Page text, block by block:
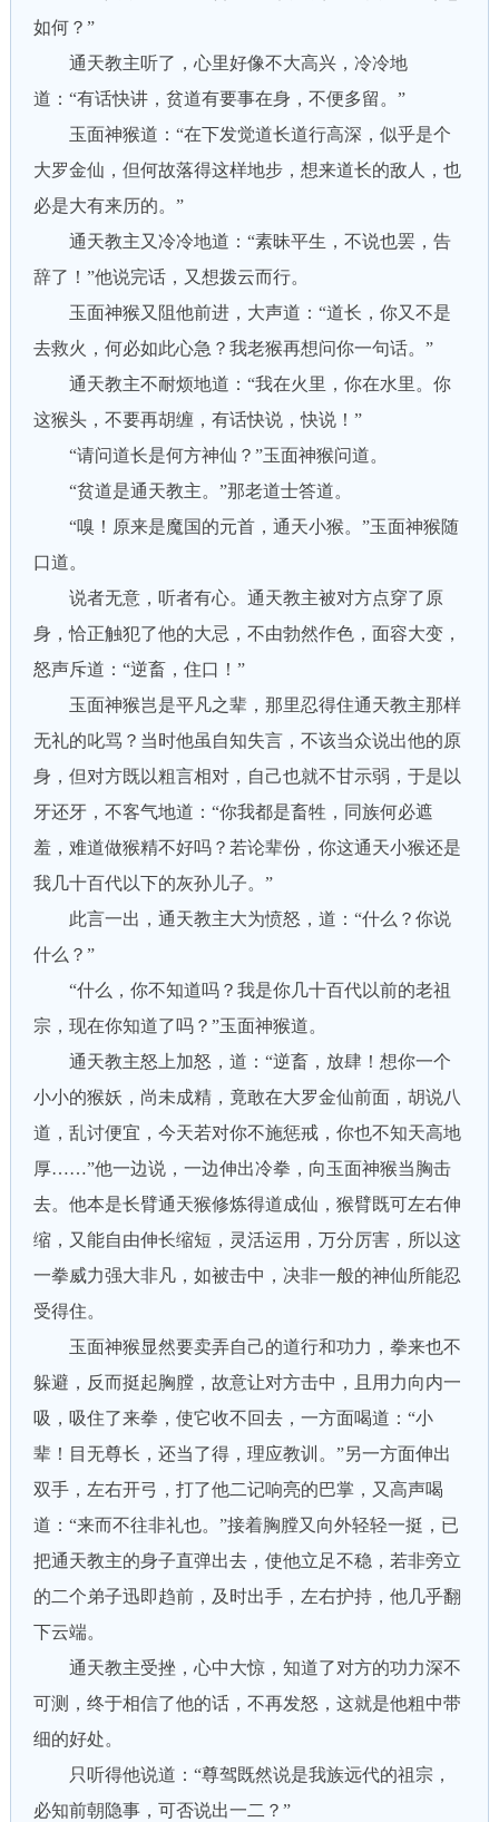
如何？”
通天教主听了，心里好像不大高兴，冷冷地
道：“有话快讲，贫道有要事在身，不便多留。”
玉面神猴道：“在下发觉道长道行高深，似乎是个
大罗金仙，但何故落得这样地步，想来道长的敌人，也
必是大有来历的。”
通天教主又冷冷地道：“素昧平生，不说也罢，告
辞了！”他说完话，又想拨云而行。
玉面神猴又阻他前进，大声道：“道长，你又不是
去救火，何必如此心急？我老猴再想问你一句话。”
通天教主不耐烦地道：“我在火里，你在水里。你
这猴头，不要再胡缠，有话快说，快说！”
“请问道长是何方神仙？”玉面神猴问道。
“贫道是通天教主。”那老道士答道。
“嗅！原来是魔国的元首，通天小猴。”玉面神猴随
口道。
说者无意，听者有心。通天教主被对方点穿了原
身，恰正触犯了他的大忌，不由勃然作色，面容大变，
怒声斥道：“逆畜，住口！”
玉面神猴岂是平凡之辈，那里忍得住通天教主那样
无礼的叱骂？当时他虽自知失言，不该当众说出他的原
身，但对方既以粗言相对，自己也就不甘示弱，于是以
牙还牙，不客气地道：“你我都是畜牲，同族何必遮
羞，难道做猴精不好吗？若论辈份，你这通天小猴还是
我几十百代以下的灰孙儿子。”
此言一出，通天教主大为愤怒，道：“什么？你说
什么？”
“什么，你不知道吗？我是你几十百代以前的老祖
宗，现在你知道了吗？”玉面神猴道。
通天教主怒上加怒，道：“逆畜，放肆！想你一个
小小的猴妖，尚未成精，竟敢在大罗金仙前面，胡说八
道，乱讨便宜，今天若对你不施惩戒，你也不知天高地
厚……”他一边说，一边伸出冷拳，向玉面神猴当胸击
去。他本是长臂通天猴修炼得道成仙，猴臂既可左右伸
缩，又能自由伸长缩短，灵活运用，万分厉害，所以这
一拳威力强大非凡，如被击中，决非一般的神仙所能忍
受得住。
玉面神猴显然要卖弄自己的道行和功力，拳来也不
躲避，反而挺起胸膛，故意让对方击中，且用力向内一
吸，吸住了来拳，使它收不回去，一方面喝道：“小
辈！目无尊长，还当了得，理应教训。”另一方面伸出
双手，左右开弓，打了他二记响亮的巴掌，又高声喝
道：“来而不往非礼也。”接着胸膛又向外轻轻一挺，已
把通天教主的身子直弹出去，使他立足不稳，若非旁立
的二个弟子迅即趋前，及时出手，左右护持，他几乎翻
下云端。
通天教主受挫，心中大惊，知道了对方的功力深不
可测，终于相信了他的话，不再发怒，这就是他粗中带
细的好处。
只听得他说道：“尊驾既然说是我族远代的祖宗，
必知前朝隐事，可否说出一二？”